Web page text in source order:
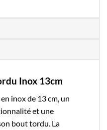
Inox 13cm
en inox de 13 cm, un
et une
bout tordu. La